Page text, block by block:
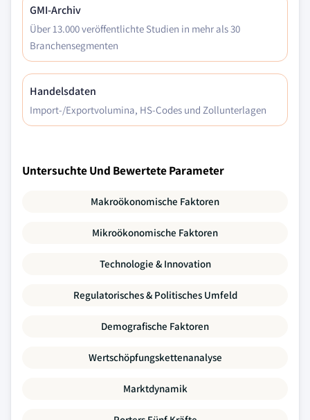
GMI-Archiv
Über 13.000 veröffentlichte Studien in mehr als 30
Branchensegmenten
Handelsdaten
Import-/Exportvolumina, HS-Codes und Zollunterlagen
Untersuchte Und Bewertete Parameter
Makroökonomische Faktoren
Mikroökonomische Faktoren
Technologie & Innovation
Regulatorisches & Politisches Umfeld
Demografische Faktoren
Wertschöpfungskettenanalyse
Marktdynamik